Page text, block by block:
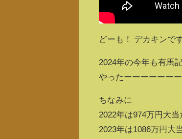
どーも！ デカキンで
2024年の今年も有馬
やったーーーーーー
ちなみに
2022年は974万円大当
2023年は1086万円大